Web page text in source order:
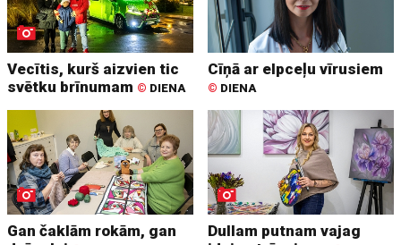
Vecītis, kurš aizvien tic
svētku brīnumam © DIENA
Cīņā ar elpceļu vīrusiem
© DIENA
Gan čaklām rokām, gan
Dullam putnam vajag